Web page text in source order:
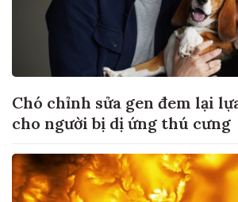
Chó chỉnh sửa gen đem lại
cho người bị dị ứng thú cưng